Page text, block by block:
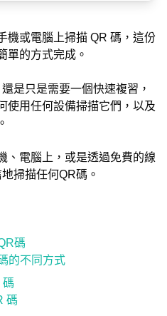
機或電腦上掃描 QR 碼，這份
單的方式完成。
是只是需要一個快速複習，
使用任何設備掃描它們，以及
、電腦上，或是透過免費的線
掃描任何QR碼。
碼
的不同方式
碼
碼